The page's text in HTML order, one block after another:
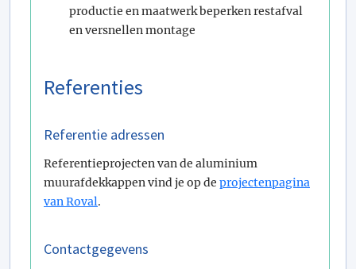
productie en maatwerk beperken restafval
en versnellen montage
Referenties
Referentie adressen
Referentieprojecten van de aluminium
muurafdekkappen vind je op de projectenpagina
van Roval.
Contactgegevens